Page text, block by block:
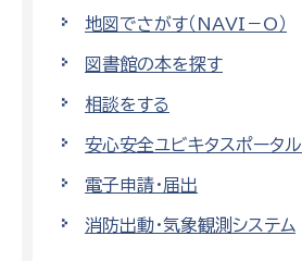
地図でさがす（NAVI－O）
図書館の本を探す
相談をする
安心安全ユビキタスポータル
電子申請・届出
消防出動・気象観測システム